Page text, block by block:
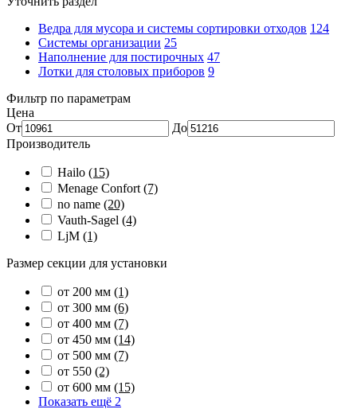
Ведра для мусора и системы сортировки отходов 124
Системы организации 25
Наполнение для постирочных 47
Лотки для столовых приборов 9
Фильтр по параметрам
Цена
От
До
Производитель
Hailo (15)
Menage Confort (7)
no name (20)
Vauth-Sagel (4)
LjM (1)
Размер секции для установки
от 200 мм (1)
от 300 мм (6)
от 400 мм (7)
от 450 мм (14)
от 500 мм (7)
от 550 (2)
от 600 мм (15)
Показать ещё 2